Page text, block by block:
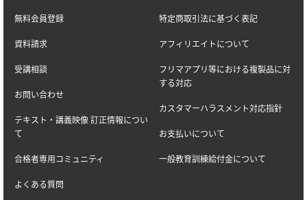
無料会員登録
資料請求
受講相談
お問い合わせ
テキスト・講義映像 訂正情報につい
て
合格者専用コミュニティ
よくある質問
特定商取引法に基づく表記
アフィリエイトについて
フリマアプリ等における複製品に対
する対応
カスタマーハラスメント対応指針
お支払いについて
一般教育訓練給付金について